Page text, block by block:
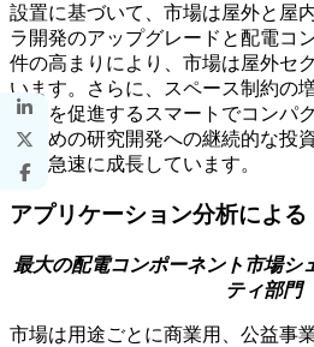
設置に基づいて、市場は屋外と屋
ラ開発のアップグレードと配電コ
件の高まりにより、市場は屋外セ
います。さらに、スペース制約の
採用を促進するスマートでコンパ
るための研究開発への継続的な投
トは急速に成長しています。
アプリケーション分析による
最大の配電コンポーネント市場シ
ティ部門
市場は用途ごとに商業用、公益事